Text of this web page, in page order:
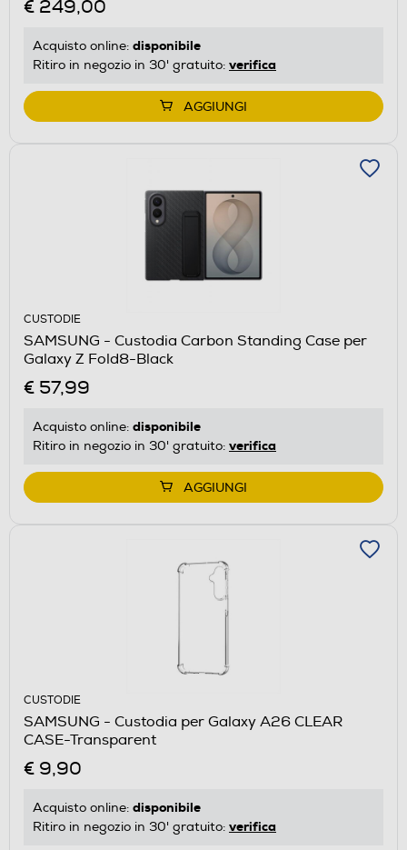
€ 249,00
Acquisto online: disponibile
Ritiro in negozio in 30' gratuito: verifica
AGGIUNGI
CUSTODIE
SAMSUNG - Custodia Carbon Standing Case per
Galaxy Z Fold8-Black
€ 57,99
Acquisto online: disponibile
Ritiro in negozio in 30' gratuito: verifica
AGGIUNGI
CUSTODIE
SAMSUNG - Custodia per Galaxy A26 CLEAR
CASE-Transparent
€ 9,90
Acquisto online: disponibile
Ritiro in negozio in 30' gratuito: verifica